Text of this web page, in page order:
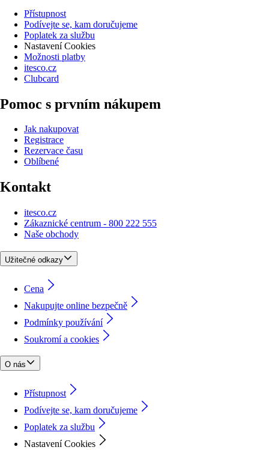
Přístupnost
Podívejte se, kam doručujeme
Poplatek za službu
Nastavení Cookies
Možnosti platby
itesco.cz
Clubcard
Pomoc s prvním nákupem
Jak nakupovat
Registrace
Rezervace času
Oblíbené
Kontakt
itesco.cz
Zákaznické centrum - 800 222 555
Naše obchody
Užitečné odkazy
Cena
Nakupujte online bezpečně
Podmínky používání
Soukromí a cookies
O nás
Přístupnost
Podívejte se, kam doručujeme
Poplatek za službu
Nastavení Cookies